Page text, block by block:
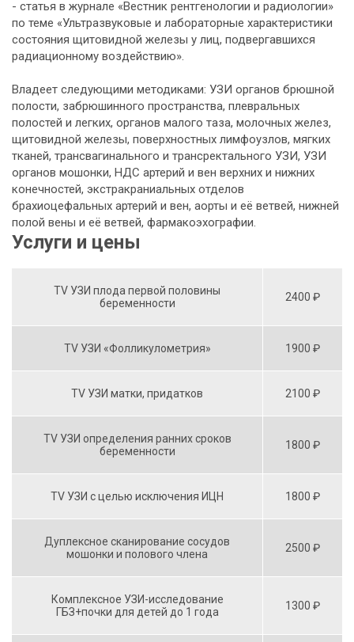
- статья в журнале «Вестник рентгенологии и радиологии»
по теме «Ультразвуковые и лабораторные характеристики
состояния щитовидной железы у лиц, подвергавшихся
радиационному воздействию».
Владеет следующими методиками: УЗИ органов брюшной
полости, забрюшинного пространства, плевральных
полостей и легких, органов малого таза, молочных желез,
щитовидной железы, поверхностных лимфоузлов, мягких
тканей, трансвагинального и трансректального УЗИ, УЗИ
органов мошонки, НДС артерий и вен верхних и нижних
конечностей, экстракраниальных отделов
брахиоцефальных артерий и вен, аорты и её ветвей, нижней
полой вены и её ветвей, фармакоэхографии.
Услуги и цены
TV УЗИ плода первой половины
беременности
2400 ₽
TV УЗИ «Фолликулометрия» 1900 ₽
TV УЗИ матки, придатков 2100 ₽
TV УЗИ определения ранних сроков
беременности
1800 ₽
TV УЗИ с целью исключения ИЦН 1800 ₽
Дуплексное сканирование сосудов
мошонки и полового члена
2500 ₽
Комплексное УЗИ-исследование
ГБЗ+почки для детей до 1 года
1300 ₽